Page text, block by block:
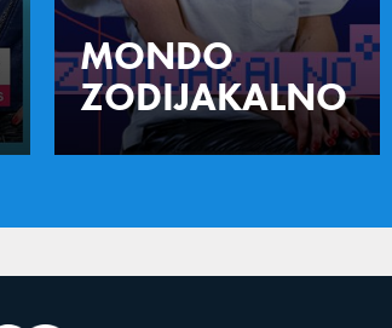
MONDO
ZODIJAKALNO